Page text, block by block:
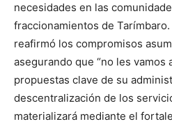
necesidades en las
fraccionamientos de
reafirmó los compromisos
asegurando que “no les vamos
propuestas clave de su
descentralización de los
materializará mediante el